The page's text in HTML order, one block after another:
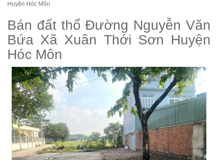
Huyện Hóc Môn
Bán đất thổ Đường Nguyễn Văn
Bứa Xã Xuân Thới Sơn Huyện
Hóc Môn